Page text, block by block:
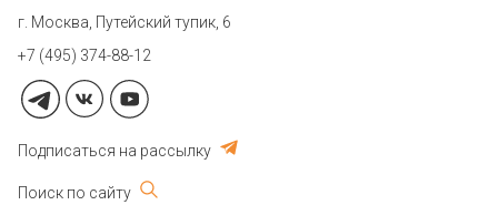
г. Москва, Путейский тупик, 6
+7 (495) 374-88-12
Подписаться на рассылку
Поиск по сайту